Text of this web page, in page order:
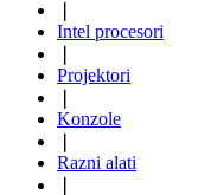
Intel procesori
Projektori
Konzole
Razni alati